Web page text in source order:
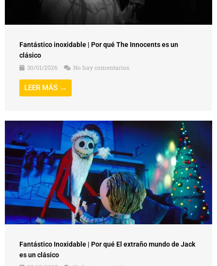
Fantástico inoxidable | Por qué The Innocents es un
clásico
30/01/2026
No hay comentarios
LEER MÁS →
Fantástico Inoxidable | Por qué El extraño mundo de Jack
es un clásico